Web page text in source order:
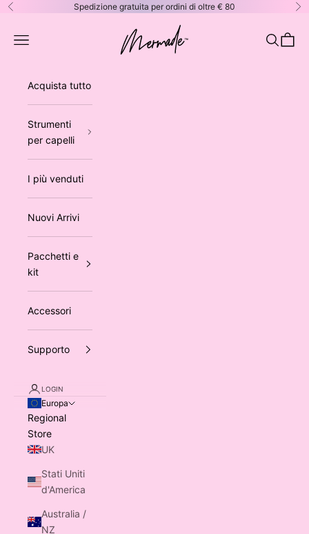
Vai al contenuto
Precedente Spedizione gratuita per ordini di oltre € 80
Mermade Hair™ EUROPE
Apri il menu di navigazione Mostra il
Acquista tutto
Strumenti
per capelli
I più venduti
Nuovi Arrivi
Pacchetti e
kit
Accessori
Supporto
LOGIN
Europa
Regional
Store
UK
Stati Uniti
d'America
Australia /
NZ